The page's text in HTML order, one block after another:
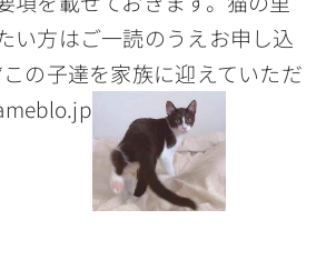
い方はご一読のうえお申し込
の子達を家族に迎えていただ